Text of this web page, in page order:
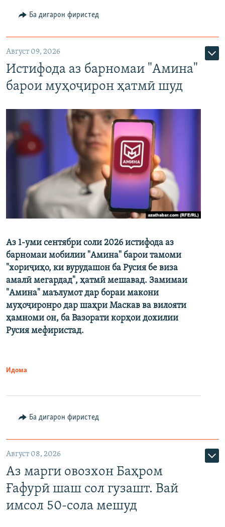
Ба дигарон фиристед
Август 09, 2026
Истифода аз барномаи "Амина"
барои муҳоҷирон ҳатмӣ шуд
Аз 1-уми сентябри соли 2026 истифода аз
барномаи мобилии "Амина" барои тамоми
"хориҷиҳо, ки вурудашон ба Русия бе виза
амалӣ мегардад", ҳатмӣ мешавад. Замимаи
"Амина" маълумот дар бораи макони
муҳоҷиронро дар шаҳри Маскав ва вилояти
ҳамноми он, ба Вазорати корҳои дохилии
Русия мефиристад.
Идома
Ба дигарон фиристед
Август 08, 2026
Аз марги овозхон Баҳром
Ғафурӣ шаш сол гузашт. Вай
имсол 50-сола мешуд